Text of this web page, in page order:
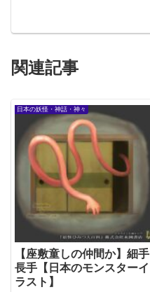
関連記事
日本の妖怪・神話・神々
【座敷童しの仲間か】細手
長手【日本のモンスターイ
ラスト】